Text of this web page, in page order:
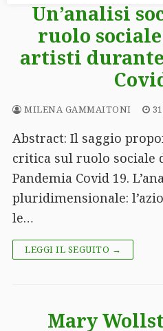
Un’analisi
ruolo
artisti
MILENA GAMMAITONI
Abstract: Il saggio
critica sul ruolo sociale
Pandemia Covid 19.
pluridimensionale:
le…
LEGGI IL SEGUITO →
Mary